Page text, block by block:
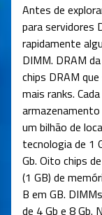
Antes de
para servidores
rapidamente
DIMM. DRAM
chips DRAM
mais ranks.
um bilhão de
tecnologia de 1
Gb. Oito chips
(1 GB) de
B em GB.
de 4 Gb e 8 Gb.